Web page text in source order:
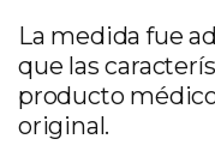
La medida fue
que las
producto
original.